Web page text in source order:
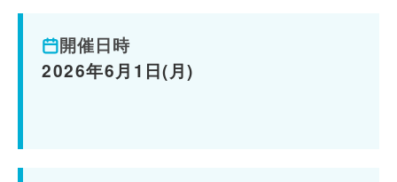
開催日時
2026年6月1日(月)